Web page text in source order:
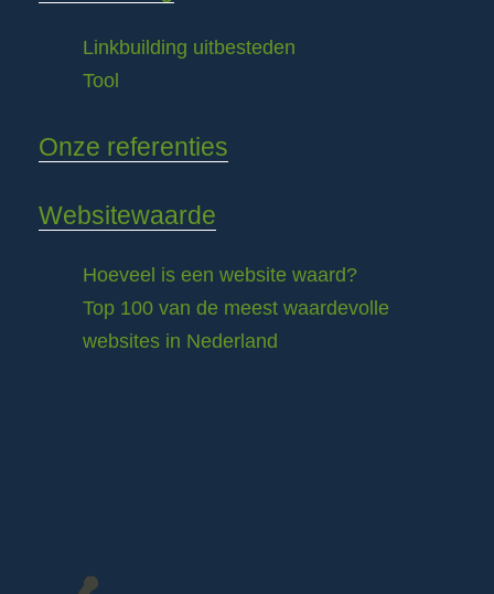
Linkbuilding uitbesteden
Tool
Onze referenties
Websitewaarde
Hoeveel is een website waard?
Top 100 van de meest waardevolle
websites in Nederland